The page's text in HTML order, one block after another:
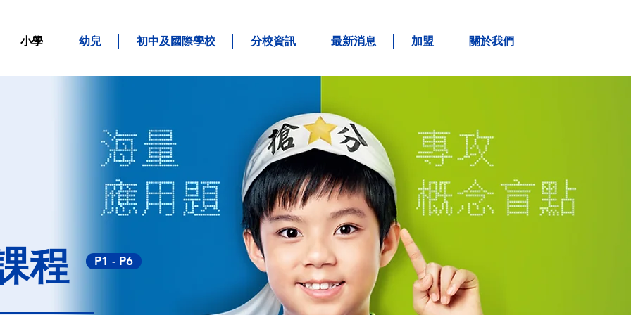
小學 幼兒 初中及國際學校 分校資訊 最新消息 加盟 關於我們
程 P1 - P6